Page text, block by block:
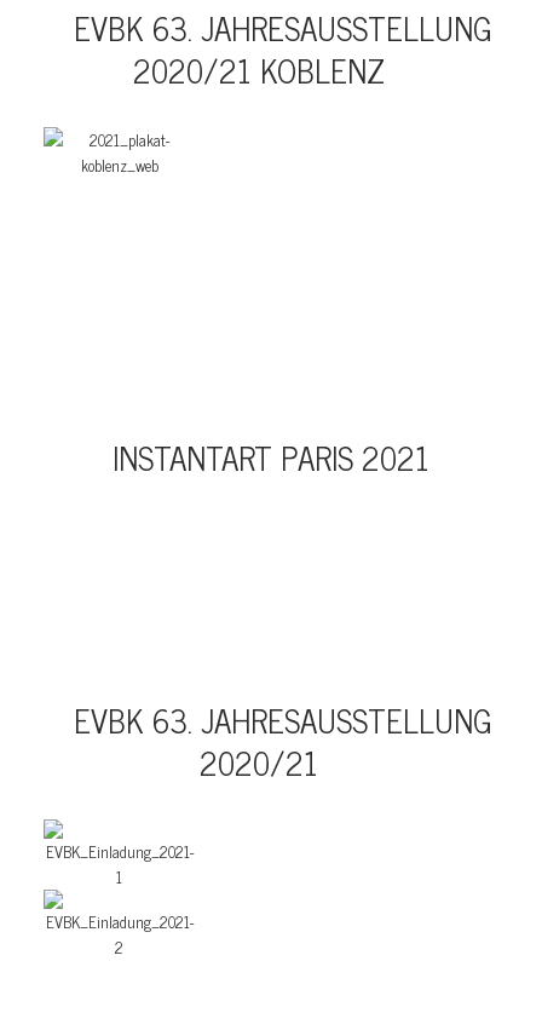
EVBK 63. JAHRESAUSSTELLUNG
2020/21 KOBLENZ
INSTANTART PARIS 2021
EVBK 63. JAHRESAUSSTELLUNG
2020/21